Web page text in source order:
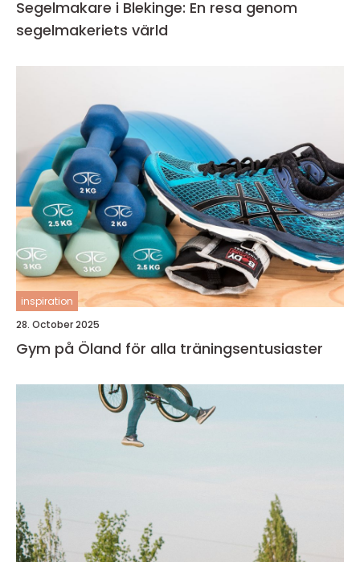
Segelmakare i Blekinge: En resa genom
segelmakeriets värld
inspiration
28. October 2025
Gym på Öland för alla träningsentusiaster